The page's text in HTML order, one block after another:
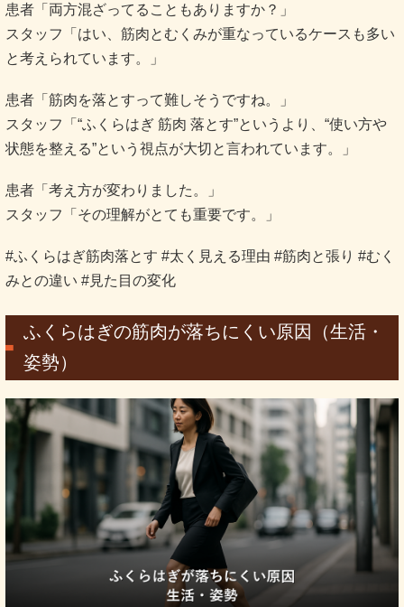
患者「両方混ざってることもありますか？」
スタッフ「はい、筋肉とむくみが重なっているケースも多い
と考えられています。」
患者「筋肉を落とすって難しそうですね。」
スタッフ「“ふくらはぎ 筋肉 落とす”というより、“使い方や
状態を整える”という視点が大切と言われています。」
患者「考え方が変わりました。」
スタッフ「その理解がとても重要です。」
#ふくらはぎ筋肉落とす #太く見える理由 #筋肉と張り #むく
みとの違い #見た目の変化
ふくらはぎの筋肉が落ちにくい原因（生活・
姿勢）